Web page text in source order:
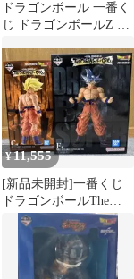
ドラゴンボール 一番く
じ ドラゴンボールZ ～
フィギュア
¥11,555
[新品未開封]一番くじ
ドラゴンボールThe
Chronicle of Goku